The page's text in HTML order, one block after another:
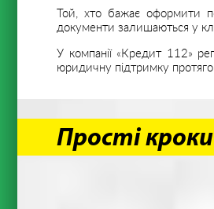
Той, хто бажає оформити
документи залишаються у
У компанії «Кредит 112»
юридичну підтримку
Прості